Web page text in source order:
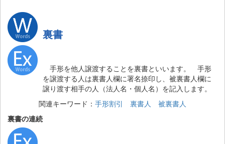
裏書
手形を他人譲渡することを裏書といいます。 手形
を譲渡する人は裏書人欄に署名捺印し、被裏書人欄に
譲り渡す相手の人（法人名・個人名）を記入します。
関連キーワード： 手形割引 裏書人
被裏書人
裏書の連続